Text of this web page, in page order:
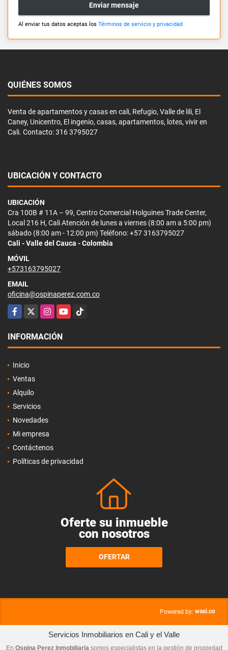
Enviar mensaje
Al enviar tus datos aceptas los Términos de servicio y privacidad
QUIÉNES SOMOS
Venta de apartamentos y casas en cali, Refugio, Valle de lili, El
Caney, Unicentro, El ingenio, casas, apartamentos, lotes, vivir en
Cali. Contacto: 316 3795027
UBICACIÓN Y CONTACTO
UBICACIÓN
Cra 100B # 11A – 99, Centro Comercial Holguines Trade Center,
Local 216 H, Cali Atención de lunes a viernes (8:00 am a 5:00 pm)
sábado (8:00 am - 12:00 pm) Teléfono: +57 3163795027
Cali - Valle del Cauca - Colombia
MÓVIL
+573163795027
EMAIL
oficina@ospinaperez.com.co
Facebook
X InstagramYouTubeTikTok
INFORMACIÓN
Inicio
Ventas
Alquilo
Servicios
Novedades
Mi empresa
Contáctenos
Políticas de privacidad
Oferte su inmueble
con nosotros
OFERTAR
Powered by: wasi.co
Servicios Inmobiliarios en Cali y el Valle
En Ospina Perez Inmobiliariasomos especialistas en la gestión de propiedad